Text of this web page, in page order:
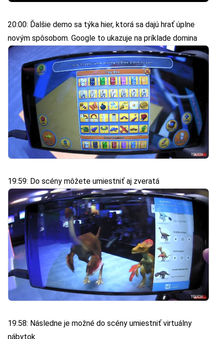
20:00: Ďalšie demo sa týka hier, ktorá sa dajú hrať úplne
novým spôsobom. Google to ukazuje na príklade domina
19:59: Do scény môžete umiestniť aj zveratá
19:58: Následne je možné do scény umiestniť virtuálny
nábytok